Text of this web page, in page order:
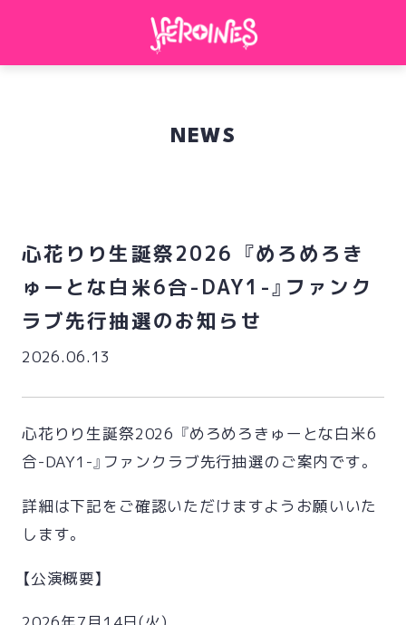
NEWS
心花りり生誕祭2026 『めろめろき
ゅーとな白米6合-DAY1-』ファンク
ラブ先行抽選のお知らせ
2026.06.13
心花りり生誕祭2026 『めろめろきゅーとな白米6
合-DAY1-』ファンクラブ先行抽選のご案内です。
詳細は下記をご確認いただけますようお願いいた
します。
【公演概要】